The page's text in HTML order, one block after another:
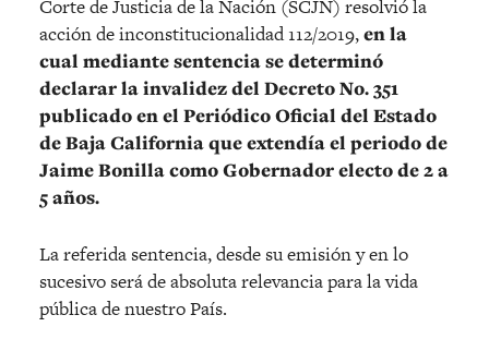
Corte de Justicia de la Nación (SCJN) resolvió la
acción de inconstitucionalidad 112/2019,en la
cual mediante sentencia se determinó
declarar la invalidez del Decreto No. 351
publicado en el Periódico Oficial del Estado
de Baja California que extendía el periodo de
Jaime Bonilla como Gobernador electo de 2 a
5 años.
La referida sentencia, desde su emisión y en lo
sucesivo será de absoluta relevancia para la vida
pública de nuestro País.